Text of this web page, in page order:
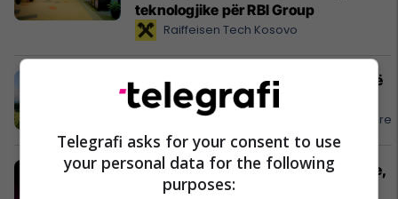
teknologjike për RBI Group
Raiffeisen Tech Kosovo
Përgaditja që ta bën çdo udhëtim më
të qetë
APR - Asistencë E Përgjithshme Rrugore
Telegrafi Jobs - Më shumë konkurse,
më shumë mundësi për ju
Telegrafi asks for your consent to use
your personal data for the following
purposes: